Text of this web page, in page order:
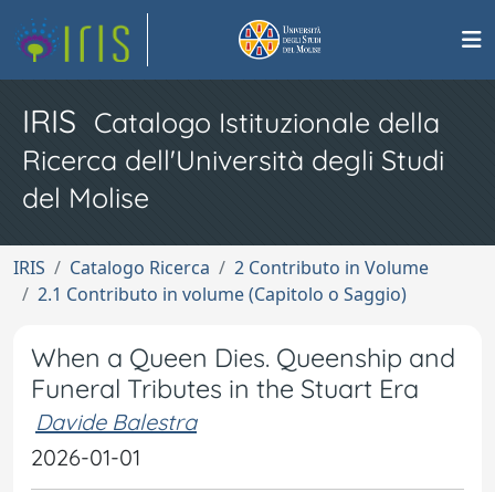
IRIS Catalogo Istituzionale della
Ricerca dell'Università degli Studi
del Molise
IRIS Catalogo Ricerca
2 Contributo in Volume
2.1 Contributo in volume (Capitolo o Saggio)
When a Queen Dies. Queenship and
Funeral Tributes in the Stuart Era
Davide Balestra
2026-01-01